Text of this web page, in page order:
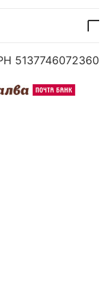
5137746072360